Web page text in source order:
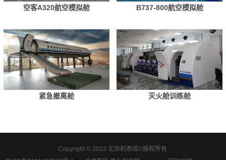
空客A320航空模拟舱 B737-800航空模拟舱
紧急撤离舱 灭火舱训练舱
Copyright © 2023 北京利君成©版权所有